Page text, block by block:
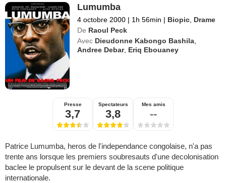
Lumumba
4 octobre 2000 | 1h 56min | Biopic, Drame
De Raoul Peck
Avec Dieudonne Kabongo Bashila,
Andree Debar, Eriq Ebouaney
Presse
3,7
Spectateurs
3,8
Mes amis
--
Patrice Lumumba, heros de l'independance congolaise, n'a pas
trente ans lorsque les premiers soubresauts d'une decolonisation
baclee le propulsent sur le devant de la scene politique
internationale.